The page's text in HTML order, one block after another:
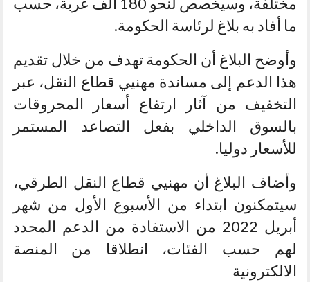
ما أفاد به بلاغ لرئاسة الحكومة.
وأوضح البلاغ أن الحكومة تهدف من خلال تقديم
هذا الدعم إلى مساندة مهنيي قطاع النقل، عبر
التخفيف من آثار ارتفاع أسعار المحروقات
بالسوق الداخلي بفعل التصاعد المستمر
للأسعار دوليا.
وأضاف البلاغ أن مهنيي قطاع النقل الطرقي،
سيتمكنون ابتداء من الأسبوع الأول من شهر
أبريل 2022 من الاستفادة من الدعم المحدد
لهم حسب الفئات، انطلاقا من المنصة
الالكترونية